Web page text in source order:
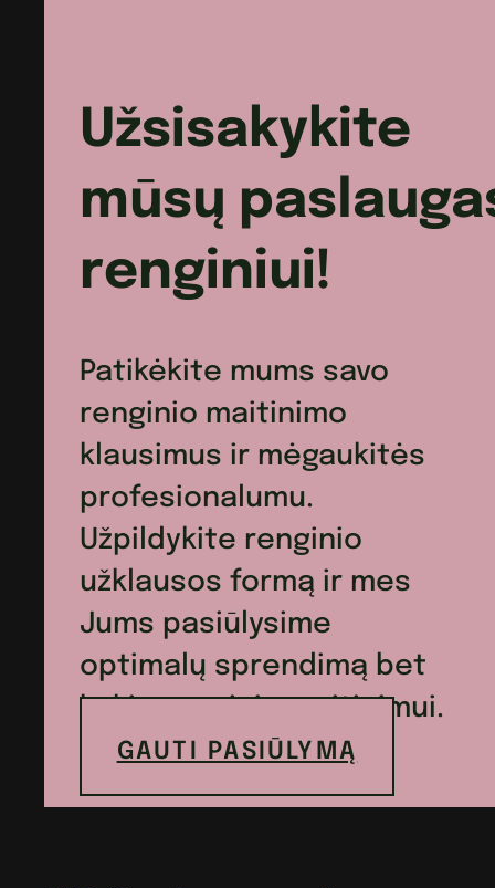
Užsisakykite
mūsų
renginiui!
Patikėkite mums savo
renginio maitinimo
klausimus ir mėgaukitės
profesionalumu.
Užpildykite renginio
užklausos formą ir mes
Jums pasiūlysime
optimalų sprendimą bet
kokio renginio maitinimui.
GAUTI PASIŪLYMĄ